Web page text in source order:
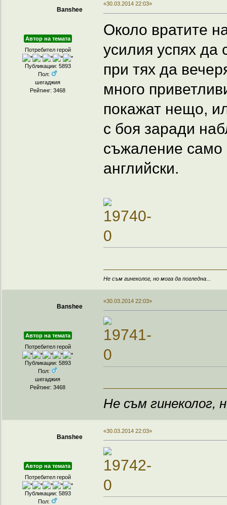
Banshee
Автор на темата
Потребител герой
Публикации: 5893
Пол:
шегаджия
Рейтинг: 3468
«30.03.2014 22:03»
Около вратите
усилия успях да
при тях да
много
покажат нещо,
с боя заради
съжаление само
английски.
Не съм гинеколог, но мога да погледна...
Banshee
Автор на темата
Потребител герой
Публикации: 5893
Пол:
шегаджия
Рейтинг: 3468
«30.03.2014 22:03»
Не съм гинеколог,
Banshee
Автор на темата
Потребител герой
Публикации: 5893
Пол:
«30.03.2014 22:03»